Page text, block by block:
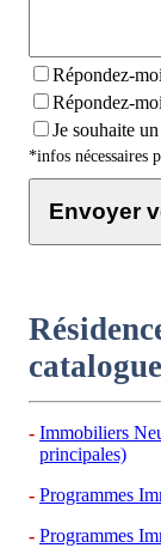
Répondez-
Répondez-
Je souhaite
*infos nécessaires
Envoyer
Immobiliers
principales)
Programmes
Programmes